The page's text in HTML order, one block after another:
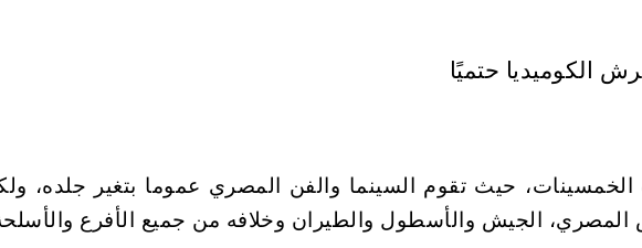
حيث تقوم السينما والفن المصري عموما بتغير جلده،
المصري، الجيش والأسطول والطيران وخلافه من جميع الأفرع